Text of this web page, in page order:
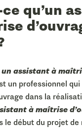
ce qu’un
un assistant à
un professionnel
dans la
à maîtrise
le début du projet de